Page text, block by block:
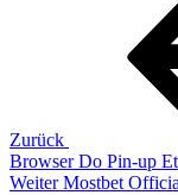
Zurück
Browser Do Pin-up
Nächster
Weiter Mostbet